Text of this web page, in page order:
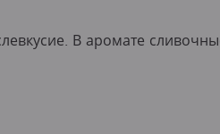
В аромате